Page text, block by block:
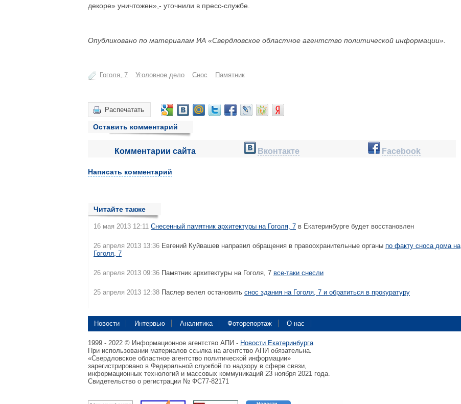
декоре» уничтожен»,- уточнили в пресс-службе.
Опубликовано по материалам ИА «Свердловское областное агентство политической информации».
Гоголя, 7 Уголовное дело Снос Памятник
Распечатать
Оставить комментарий
Комментарии сайта Вконтакте Facebook
Написать комментарий
Читайте также
16 мая 2013 12:11 Снесенный памятник архитектуры на Гоголя, 7 в Екатеринбурге будет восстановлен
26 апреля 2013 13:36 Евгений Куйвашев направил обращения в правоохранительные органы по факту сноса дома на
Гоголя, 7
26 апреля 2013 09:36 Памятник архитектуры на Гоголя, 7 все-таки снесли
25 апреля 2013 12:38 Паслер велел остановить снос здания на Гоголя, 7 и обратиться в прокуратуру
Новости Интервью Аналитика Фоторепортаж О нас
1999 - 2022 © Информационное агентство АПИ - Новости Екатеринбурга
При использовании материалов ссылка на агентство АПИ обязательна.
«Свердловское областное агентство политической информации»
зарегистрировано в Федеральной службой по надзору в сфере связи,
информационных технологий и массовых коммуникаций 23 ноября 2021 года.
Свидетельство о регистрации № ФС77-82171